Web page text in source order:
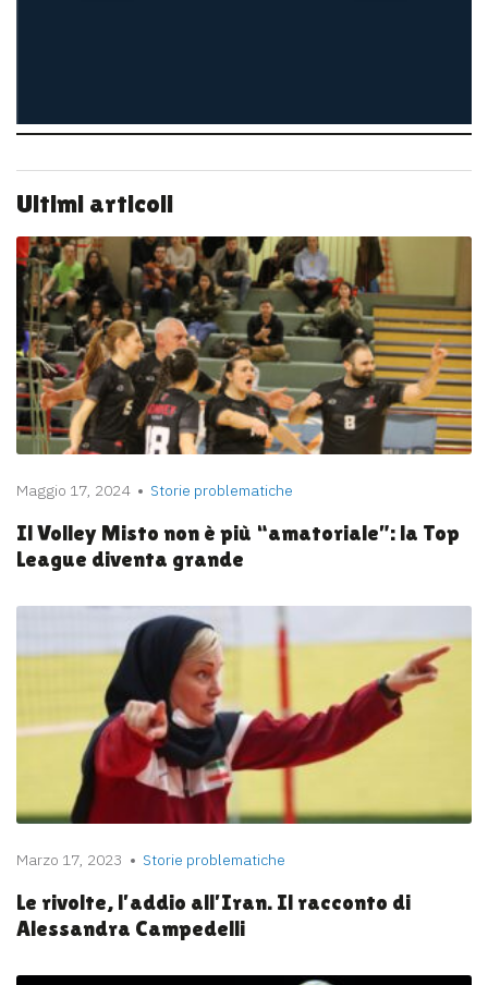
Ultimi articoli
Maggio 17, 2024 Storie problematiche
Il Volley Misto non è più “amatoriale”: la Top
League diventa grande
Marzo 17, 2023 Storie problematiche
Le rivolte, l’addio all’Iran. Il racconto di
Alessandra Campedelli